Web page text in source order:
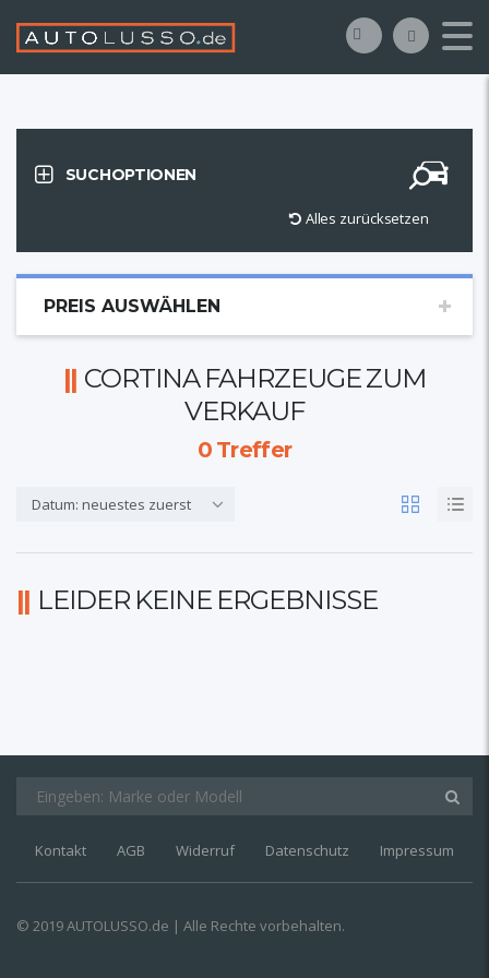
SUCHOPTIONEN
Alles zurücksetzen
PREIS AUSWÄHLEN
CORTINA FAHRZEUGE ZUM
VERKAUF
0Treffer
Datum: neuestes zuerst
LEIDER KEINE ERGEBNISSE
Kontakt AGB Widerruf Datenschutz Impressum
© 2019 AUTOLUSSO.de | Alle Rechte vorbehalten.